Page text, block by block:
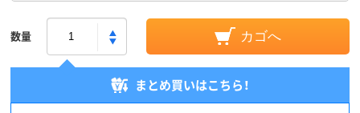
数量 カゴへ
まとめ買いはこちら！